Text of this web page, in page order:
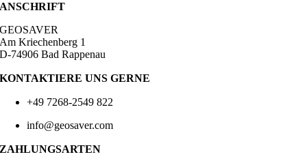
ANSCHRIFT
GEOSAVER
Am Kriechenberg 1
D-74906 Bad Rappenau
KONTAKTIERE UNS GERNE
+49 7268-2549 822
info@geosaver.com
ZAHLUNGSARTEN